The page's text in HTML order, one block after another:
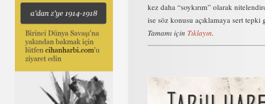
kez daha “soykırım” olarak
ise söz konusu açıklamaya sert tepki
Tamamı için Tıklayın.